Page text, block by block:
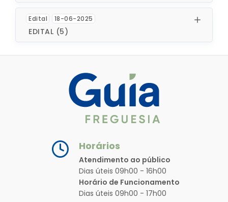
Edital 18-06-2025
EDITAL (5)
Horários
Atendimento ao público
Dias úteis 09h00 - 16h00
Horário de Funcionamento
Dias úteis 09h00 - 17h00